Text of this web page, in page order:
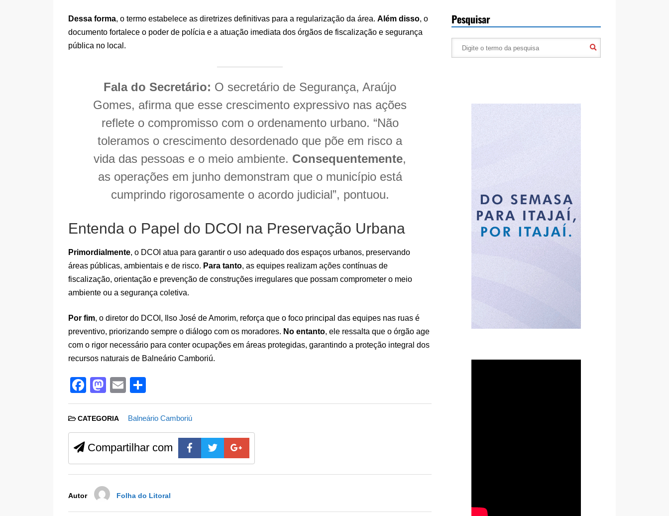
Dessa forma, o termo estabelece as diretrizes definitivas para a regularização da área. Além disso, o
documento fortalece o poder de polícia e a atuação imediata dos órgãos de fiscalização e segurança
pública no local.
Fala do Secretário: O secretário de Segurança, Araújo
Gomes, afirma que esse crescimento expressivo nas ações
reflete o compromisso com o ordenamento urbano. “Não
toleramos o crescimento desordenado que põe em risco a
vida das pessoas e o meio ambiente. Consequentemente,
as operações em junho demonstram que o município está
cumprindo rigorosamente o acordo judicial”, pontuou.
Entenda o Papel do DCOI na Preservação Urbana
Primordialmente, o DCOI atua para garantir o uso adequado dos espaços urbanos, preservando
áreas públicas, ambientais e de risco. Para tanto, as equipes realizam ações contínuas de
fiscalização, orientação e prevenção de construções irregulares que possam comprometer o meio
ambiente ou a segurança coletiva.
Por fim, o diretor do DCOI, Ilso José de Amorim, reforça que o foco principal das equipes nas ruas é
preventivo, priorizando sempre o diálogo com os moradores. No entanto, ele ressalta que o órgão age
com o rigor necessário para conter ocupações em áreas protegidas, garantindo a proteção integral dos
recursos naturais de Balneário Camboriú.
F
a
c
e
b
o
o
k
M
a
st
o
d
o
n
E
m
ail
h
ar
e
CATEGORIA Balneário Camboriú
Compartilhar com
Autor Folha do Litoral
Pesquisar